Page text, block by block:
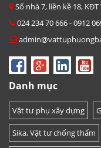
Số nhà 7, liền kề 18,
024 234 70 666 - 0912
Danh mục
Vật tư phụ xây dựng
Sika, Vật tư chống thấm